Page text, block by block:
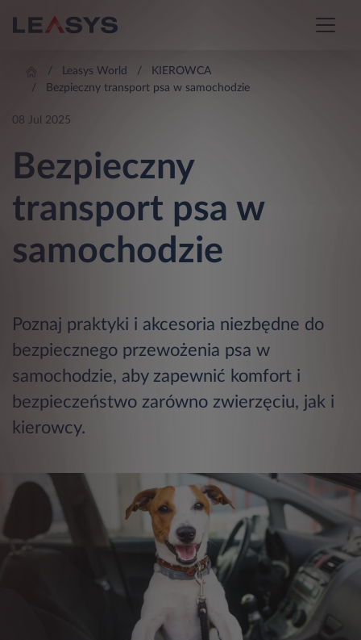
Leasys World
KIEROWCA
Bezpieczny transport psa w samochodzie
08 Jul 2025
Bezpieczny
transport psa w
samochodzie
Poznaj praktyki i akcesoria niezbędne do
bezpiecznego przewożenia psa w
samochodzie, aby zapewnić komfort i
bezpieczeństwo zarówno zwierzęciu, jak i
kierowcy.